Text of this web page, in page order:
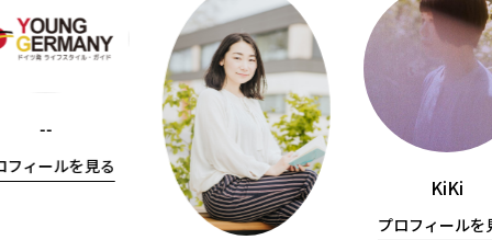
--
フィールを見る
KiKi
プロフィールを